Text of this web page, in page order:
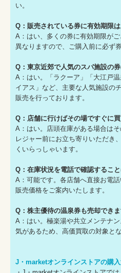
い。
Q：販売されている券に有効期限
A：はい、多くの券に有効期限が
異なりますので、ご購入前に必ず
Q：東京近郊で人気のスパ施設の
A：はい。「ラクーア」「大江戸
イアス」など、主要な人気施設の
販売を行っております。
Q：店舗に行けばその場ですぐに
A：はい。店頭在庫がある場合は
レジャー前にお立ち寄りいただき
くいらっしゃいます。
Q：在庫状況を電話で確認するこ
A：可能です。各店舗へ直接お電
販売価格をご案内いたします。
Q：株主優待の温泉券も売却できま
A：はい。極楽湯や共立メンテナ
気があるため、高価買取の対象とな
J・marketオンラインストアの購